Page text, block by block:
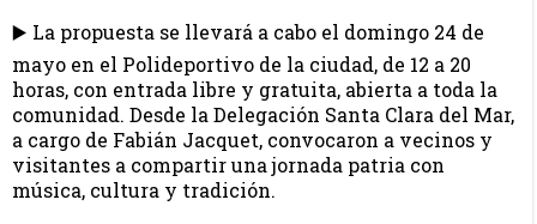
▶️ La propuesta se llevará a cabo el domingo 24 de
mayo en el Polideportivo de la ciudad, de 12 a 20
horas, con entrada libre y gratuita, abierta a toda la
comunidad. Desde la Delegación Santa Clara del Mar,
a cargo de Fabián Jacquet, convocaron a vecinos y
visitantes a compartir una jornada patria con
música, cultura y tradición.